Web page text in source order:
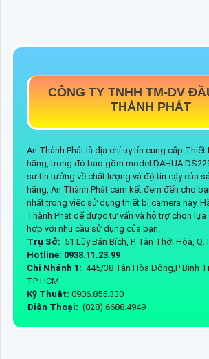
CÔNG TY TNHH TM-DV
THÀNH PHÁT
An Thành Phát là địa chỉ uy tín cung cấp Thiết
hãng, trong đó bao gồm model DAHUA
sự tin tưởng về chất lượng và độ tin cậy của
hãng, An Thành Phát cam kết đem đến cho
nhất trong việc sử dụng thiết bị camera này.
Thành Phát để được tư vấn và hỗ trợ chọn lựa
hợp với nhu cầu sử dụng của bạn.
Trụ Sở: 51 Lũy Bán Bích, P. Tân Thới Hòa,
Hotline: 0938.11.23.99
Chi Nhánh 1: 445/38 Tân Hòa Đông,P Bình
TP HCM
Kỹ Thuật: 0906.855.330
Điện Thoại: (028) 6688.4949